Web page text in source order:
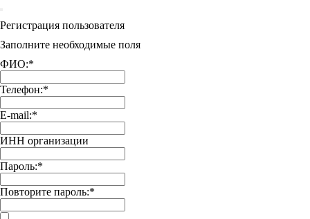
Регистрация пользователя
Заполните необходимые поля
ФИО:*
Телефон:*
E-mail:*
ИНН организации
Пароль:*
Повторите пароль:*